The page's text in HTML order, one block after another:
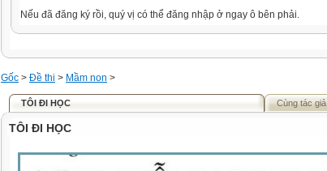
Nếu đã đăng ký rồi, quý vị có thể đăng nhập ở ngay ô bên phải.
Gốc > Đề thi > Mầm non >
TÔI ĐI HỌC Cùng tác giả
TÔI ĐI HỌC